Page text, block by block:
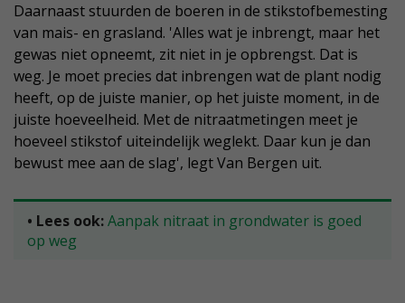
Daarnaast stuurden de boeren in de stikstofbemesting
van mais- en grasland. 'Alles wat je inbrengt, maar het
gewas niet opneemt, zit niet in je opbrengst. Dat is
weg. Je moet precies dat inbrengen wat de plant nodig
heeft, op de juiste manier, op het juiste moment, in de
juiste hoeveelheid. Met de nitraatmetingen meet je
hoeveel stikstof uiteindelijk weglekt. Daar kun je dan
bewust mee aan de slag', legt Van Bergen uit.
• Lees ook:Aanpak nitraat in grondwater is goed
op weg